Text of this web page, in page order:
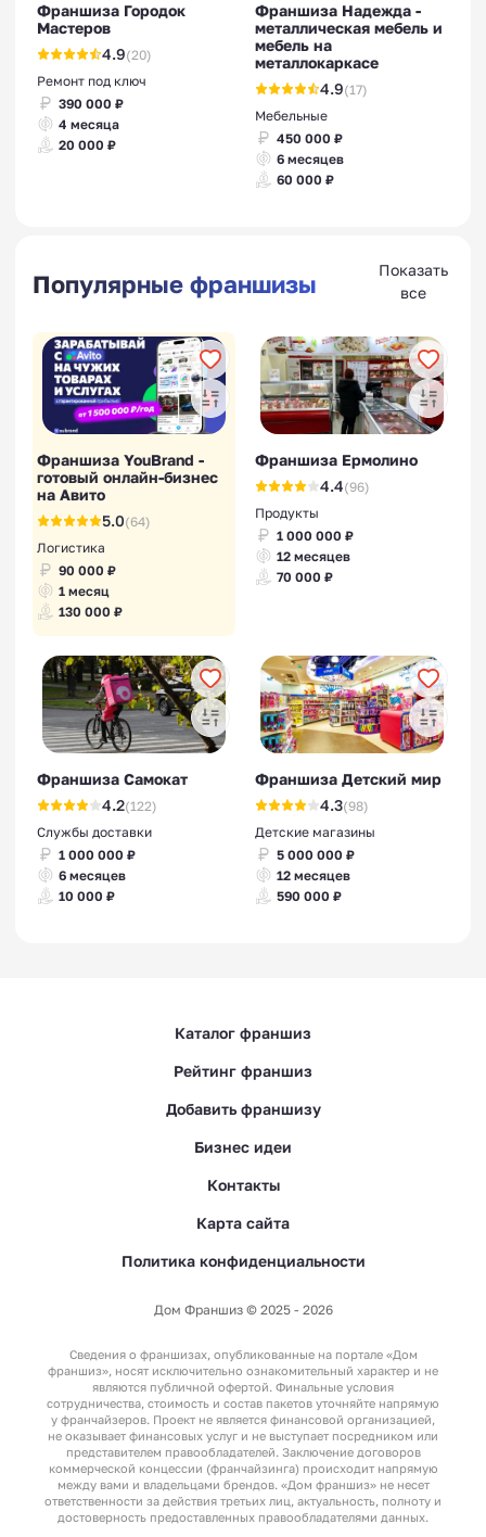
Франшизы разлив воды
Франшизы очистки воды
Франшизы поверки
счетчиков воды
Франшизы гибкого камня,
термопанели
Франшизы бетонных
заводов
Строительные франшизы
Франшиза Городок
Мастеров
4.9(20)
Ремонт под ключ
390 000 ₽
4 месяца
20 000 ₽
Франшиза Надежда -
металлическая мебель и
мебель на
металлокаркасе
4.9(17)
Мебельные
450 000 ₽
6 месяцев
60 000 ₽
Популярные франшизы
Показать
все
Франшиза YouBrand -
готовый онлайн-бизнес
на Авито
5.0(64)
Логистика
90 000 ₽
1 месяц
130 000 ₽
Франшиза Ермолино
4.4(96)
Продукты
1 000 000 ₽
12 месяцев
70 000 ₽
Франшиза Самокат
4.2(122)
Службы доставки
1 000 000 ₽
6 месяцев
10 000 ₽
Франшиза Детский мир
4.3(98)
Детские магазины
5 000 000 ₽
12 месяцев
590 000 ₽
Каталог франшиз
Рейтинг франшиз
Добавить франшизу
Бизнес идеи
Контакты
Карта сайта
Политика конфиденциальности
Дом Франшиз © 2025 - 2026